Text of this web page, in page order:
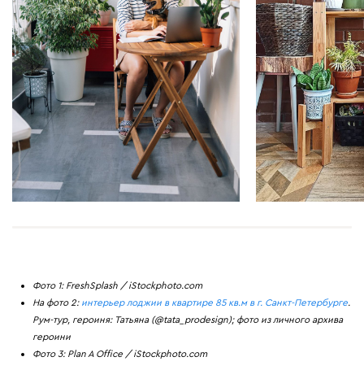
Фото 1: FreshSplash / iStockphoto.com
На фото 2: интерьер лоджии в квартире 85 кв.м в г. Санкт-Петербурге.
Рум-тур, героиня: Татьяна (@tata_prodesign); фото из личного архива
героини
Фото 3: Plan A Office / iStockphoto.com